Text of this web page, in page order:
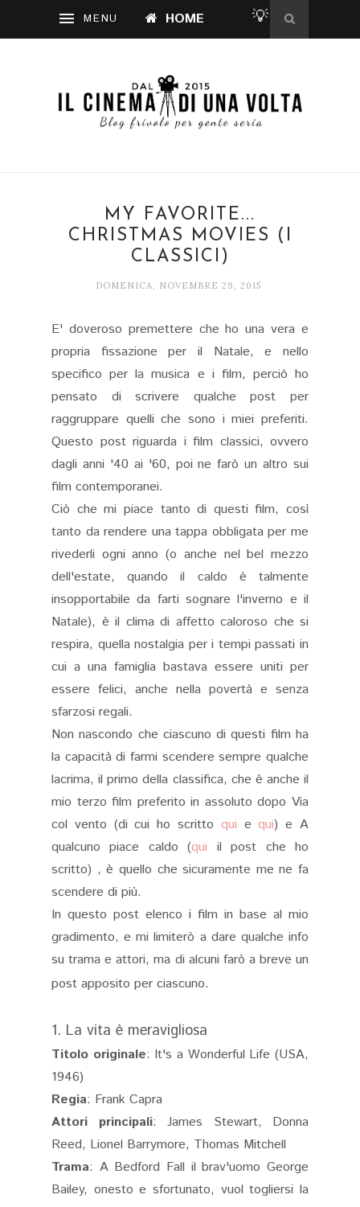
HOME 💡
MY FAVORITE...
CHRISTMAS MOVIES (I
CLASSICI)
DOMENICA, NOVEMBRE 29, 2015
E' doveroso premettere che ho una vera e
propria fissazione per il Natale, e nello
specifico per la musica e i film, perciò ho
pensato di scrivere qualche post per
raggruppare quelli che sono i miei preferiti.
Questo post riguarda i film classici, ovvero
dagli anni '40 ai '60, poi ne farò un altro sui
film contemporanei.
Ciò che mi piace tanto di questi film, così
tanto da rendere una tappa obbligata per me
rivederli ogni anno (o anche nel bel mezzo
dell'estate, quando il caldo è talmente
insopportabile da farti sognare l'inverno e il
Natale), è il clima di affetto caloroso che si
respira, quella nostalgia per i tempi passati in
cui a una famiglia bastava essere uniti per
essere felici, anche nella povertà e senza
sfarzosi regali.
Non nascondo che ciascuno di questi film ha
la capacità di farmi scendere sempre qualche
lacrima, il primo della classifica, che è anche il
mio terzo film preferito in assoluto dopo Via
col vento (di cui ho scritto qui equi) e A
qualcuno piace caldo (qui il post che ho
scritto) , è quello che sicuramente me ne fa
scendere di più.
In questo post elenco i film in base al mio
gradimento, e mi limiterò a dare qualche info
su trama e attori, ma di alcuni farò a breve un
post apposito per ciascuno.
1. La vita è meravigliosa
Titolo originale: It's a Wonderful Life (USA,
1946)
Regia: Frank Capra
Attori principali: James Stewart, Donna
Reed, Lionel Barrymore, Thomas Mitchell
Trama: A Bedford Fall il brav'uomo George
Bailey, onesto e sfortunato, vuol togliersi la